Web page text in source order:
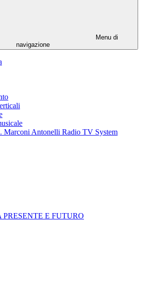
Menu di
navigazione
Marconi Antonelli Radio TV System
PRESENTE E FUTURO